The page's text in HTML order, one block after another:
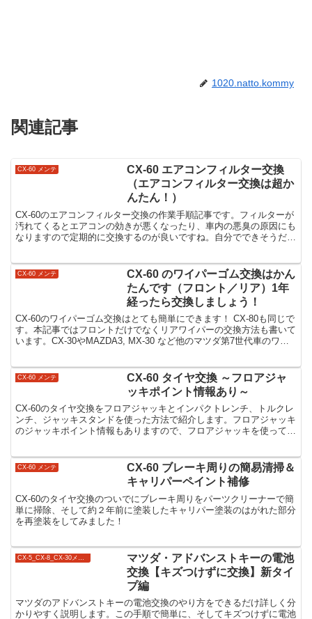
1020.natto.kommy
関連記事
CX-60 メンテ
CX-60 エアコンフィルター交換
（エアコンフィルター交換は超か
んたん！）
CX-60のエアコンフィルター交換の作業手順記事です。フィルターが
汚れてくるとエアコンの効きが悪くなったり、車内の悪臭の原因にも
なりますので定期的に交換するのが良いですね。自分でできそうだな
CX-60 メンテ
CX-60 のワイパーゴム交換はかん
たんです（フロント／リア）1年
経ったら交換しましょう！
CX-60のワイパーゴム交換はとても簡単にできます！ CX-80も同じで
す。本記事ではフロントだけでなくリアワイパーの交換方法も書いて
います。CX-30やMAZDA3, MX-30 など他のマツダ第7世代車のワイ
CX-60 メンテ
CX-60 タイヤ交換 ～フロアジャ
ッキポイント情報あり～
CX-60のタイヤ交換をフロアジャッキとインパクトレンチ、トルクレ
ンチ、ジャッキスタンドを使った方法で紹介します。フロアジャッキ
のジャッキポイント情報もありますので、フロアジャッキを使って
CX-60 メンテ
CX-60 ブレーキ周りの簡易清掃＆
キャリパーペイント補修
CX-60のタイヤ交換のついでにブレーキ周りをパーツクリーナーで簡
単に掃除、そして約２年前に塗装したキャリパー塗装のはがれた部分
を再塗装をしてみました！
マツダ・アドバンストキーの電池
交換【キズつけずに交換】新タイ
プ編
マツダのアドバンストキーの電池交換のやり方をできるだけ詳しく分
かりやすく説明します。この手順で簡単に、そしてキズつけずに電池